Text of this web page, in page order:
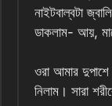
নাইটবাল্বটা
ডাকলাম- আয়,
ওরা আমার
নিলাম। সারা